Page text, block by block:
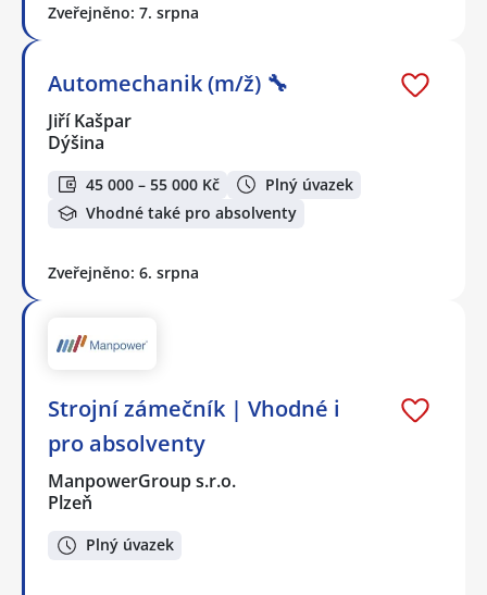
Zveřejněno: 7. srpna
Automechanik (m/ž) 🔧
Jiří Kašpar
Dýšina
45 000 – 55 000 Kč
Plný úvazek
Vhodné také pro absolventy
Zveřejněno: 6. srpna
Strojní zámečník | Vhodné i
pro absolventy
ManpowerGroup s.r.o.
Plzeň
Plný úvazek